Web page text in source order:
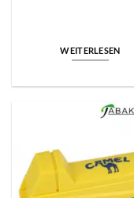
WEITERLESEN